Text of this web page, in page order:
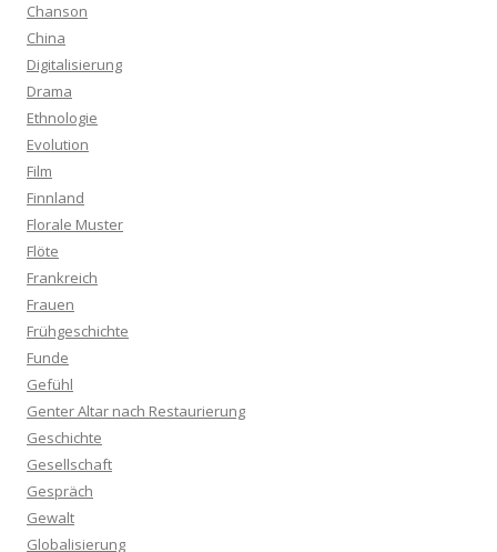
Chanson
China
Digitalisierung
Drama
Ethnologie
Evolution
Film
Finnland
Florale Muster
Flöte
Frankreich
Frauen
Frühgeschichte
Funde
Gefühl
Genter Altar nach Restaurierung
Geschichte
Gesellschaft
Gespräch
Gewalt
Globalisierung